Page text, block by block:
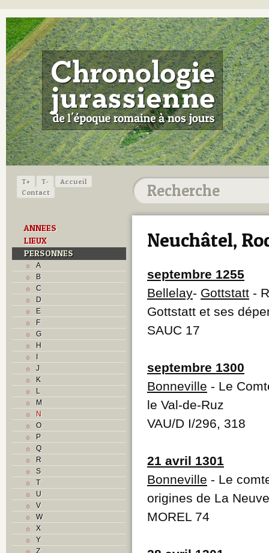
T+ T-
Accueil
Contact
ANNEES
LIEUX
PERSONNES
A
B
C
D
E
F
G
H
I
J
K
L
M
N
O
P
Q
R
S
T
U
V
W
X
Y
Z
Neuchâtel,
septembre 1255
Bellelay- Gottstatt -
Gottstatt et ses
SAUC 17
septembre 1300
Bonneville - Le
le Val-de-Ruz
VAU/D I/296, 318
21 avril 1301
Bonneville - Le
origines de La
MOREL 74